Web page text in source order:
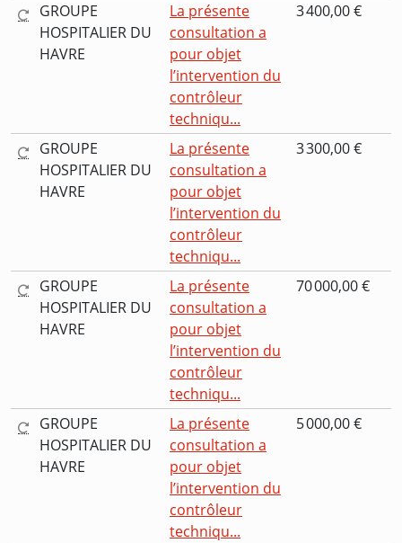
GROUPE
HOSPITALIER DU
HAVRE
La présente
consultation a
pour objet
l’intervention du
contrôleur
techniqu...
3 400,00 €
GROUPE
HOSPITALIER DU
HAVRE
La présente
consultation a
pour objet
l’intervention du
contrôleur
techniqu...
3 300,00 €
GROUPE
HOSPITALIER DU
HAVRE
La présente
consultation a
pour objet
l’intervention du
contrôleur
techniqu...
70 000,00 €
GROUPE
HOSPITALIER DU
HAVRE
La présente
consultation a
pour objet
l’intervention du
contrôleur
techniqu...
5 000,00 €